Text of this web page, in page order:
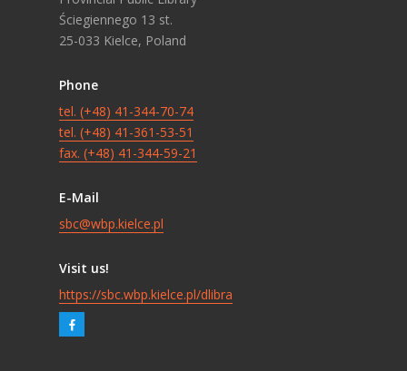
Ściegiennego 13 st.
25-033 Kielce, Poland
Phone
tel. (+48) 41-344-70-74
tel. (+48) 41-361-53-51
fax. (+48) 41-344-59-21
E-Mail
sbc@wbp.kielce.pl
Visit us!
https://sbc.wbp.kielce.pl/dlibra